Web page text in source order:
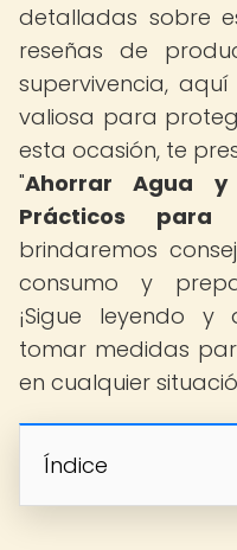
detalladas sobre
reseñas de
supervivencia,
valiosa para
esta ocasión, te
"Ahorrar Agua y
Prácticos para
brindaremos
consumo y
¡Sigue leyendo y
tomar medidas
en cualquier
Índice